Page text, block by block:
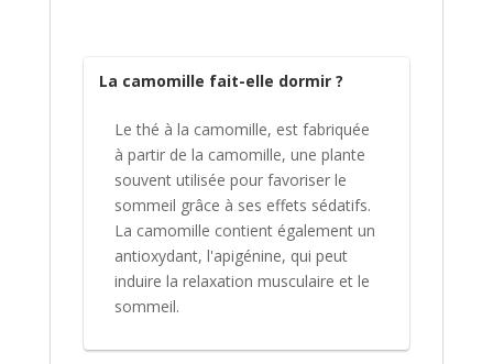
La camomille fait-elle dormir ?
Le thé à la camomille, est fabriquée
à partir de la camomille, une plante
souvent utilisée pour favoriser le
sommeil grâce à ses effets sédatifs.
La camomille contient également un
antioxydant, l'apigénine, qui peut
induire la relaxation musculaire et le
sommeil.